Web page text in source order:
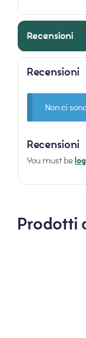
Recensioni
Recensioni
Non ci
Recensioni
You must be
Prodotti